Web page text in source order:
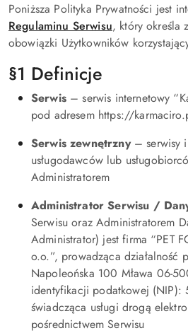
Poniższa Polityka Prywatności jest
Regulaminu Serwisu, który określa
obowiązki Użytkowników
§1 Definicje
Serwis– serwis internetowy
pod adresem https://
Serwis zewnętrzny– serwisy
usługodawców lub
Administratorem
Administrator Serwisu /
Serwisu oraz Administratorem
Administrator) jest firma “PET
o.o.”, prowadząca działalność
Napoleońska 100 Mława 06-
identyfikacji podatkowej (NIP):
świadcząca usługi drogą
pośrednictwem Serwisu